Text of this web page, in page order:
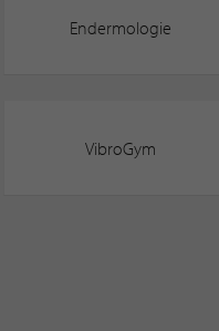
Endermologie
VibroGym